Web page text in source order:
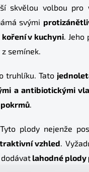
skvělou volbou pro
svými
koření v kuchyni. Jeho
semínek.
truhlíku. Tato
a antibiotickými
.
plody nejenže
vzhled.
lahodné plody